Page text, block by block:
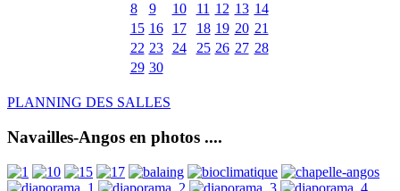
8
9 10 11 12 13 14
15 16 17 18 19 20 21
22 23 24 25 26 27 28
29 30
PLANNING DES SALLES
Navailles-Angos en photos ....